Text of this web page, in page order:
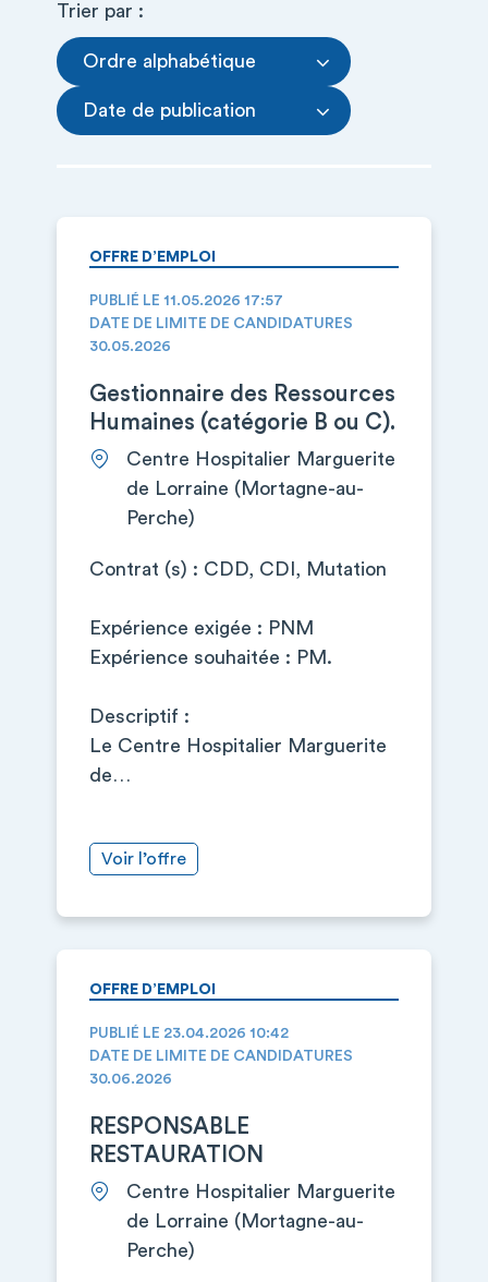
Trier par :
Ordre alphabétique
Date de publication
OFFRE D’EMPLOI
PUBLIÉ LE 11.05.2026 17:57
DATE DE LIMITE DE CANDIDATURES
30.05.2026
Gestionnaire des Ressources
Humaines (catégorie B ou C).
Centre Hospitalier Marguerite
de Lorraine (Mortagne-au-
Perche)
Contrat (s) : CDD, CDI, Mutation
Expérience exigée : PNM
Expérience souhaitée : PM.
Descriptif :
Le Centre Hospitalier Marguerite
de…
Voir l’offre
OFFRE D’EMPLOI
PUBLIÉ LE 23.04.2026 10:42
DATE DE LIMITE DE CANDIDATURES
30.06.2026
RESPONSABLE
RESTAURATION
Centre Hospitalier Marguerite
de Lorraine (Mortagne-au-
Perche)